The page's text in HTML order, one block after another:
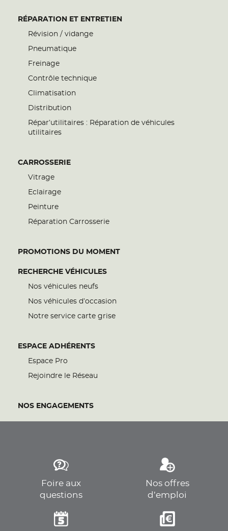
RÉPARATION ET ENTRETIEN
Révision / vidange
Pneumatique
Freinage
Contrôle technique
Climatisation
Distribution
Répar’utilitaires : Réparation de véhicules
utilitaires
CARROSSERIE
Vitrage
Eclairage
Peinture
Réparation Carrosserie
PROMOTIONS DU MOMENT
RECHERCHE VÉHICULES
Nos véhicules neufs
Nos véhicules d’occasion
Notre service carte grise
ESPACE ADHÉRENTS
Espace Pro
Rejoindre le Réseau
NOS ENGAGEMENTS
Foire aux
questions
Nos offres
d’emploi